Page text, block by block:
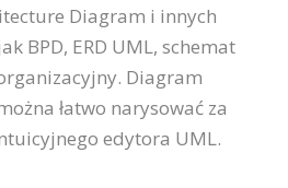
Diagram i innych
BPD, ERD UML, schemat
Diagram
łatwo narysować za
edytora UML.